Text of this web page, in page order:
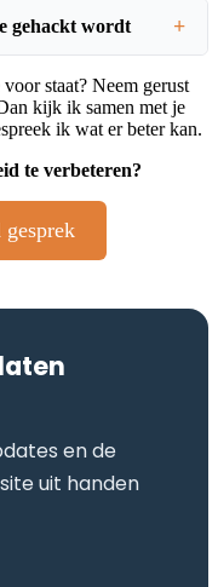
gehackt wordt +
staat? Neem gerust
kijk ik samen met je
ik wat er beter kan.
te verbeteren?
en de
uit handen